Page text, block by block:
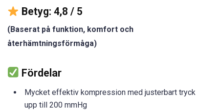
Betyg: 4,8 / 5
(Baserat på funktion, komfort och
återhämtningsförmåga)
Fördelar
Mycket effektiv kompression med justerbart tryck
upp till 200 mmHg